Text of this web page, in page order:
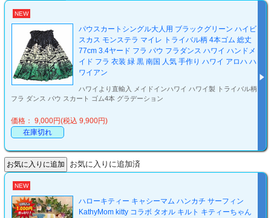
NEW
パウスカートシングル大人用 ブラックグリーン ハイビ
スカス モンステラ マイレ トライバル柄 4本ゴム 総丈
77cm 3.4ヤード フラ パウ フラダンス ハワイ ハンドメ
イド フラ 衣装 緑 黒 南国 人気 手作り ハワイ アロハ ハ
ワイアン
ハワイより直輸入 メイドインハワイ ハワイ製 トライバル柄
フラ ダンス パウ スカート ゴム4本 グラデーション
価格： 9,000円(税込 9,900円)
在庫切れ
お気に入りに追加済
NEW
ハローキティー キャシーマム ハンカチ サーフィン
KathyMom kitty コラボ タオル キルト キティーちゃん